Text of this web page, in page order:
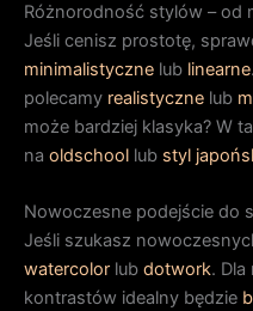
Różnorodność stylów – od
Jeśli cenisz prostotę,
minimalistyczne lub linearne
polecamy realistyczne lub
może bardziej klasyka? W
na oldschool lub styl
Nowoczesne podejście do
Jeśli szukasz
watercolor lub dotwork. Dla
kontrastów idealny będzie